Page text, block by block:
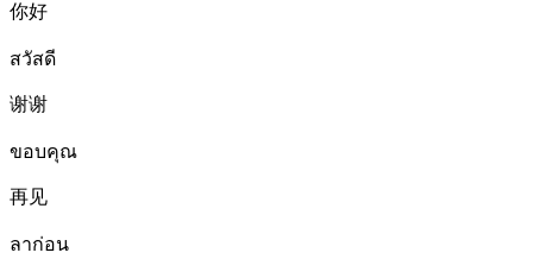
你好
สวัสดี
谢谢
ขอบคุณ
再见
ลาก่อน